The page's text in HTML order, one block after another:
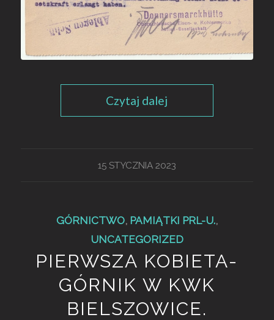
Czytaj dalej
15 STYCZNIA 2023
GÓRNICTWO, PAMIĄTKI PRL-U.,
UNCATEGORIZED
PIERWSZA KOBIETA-
GÓRNIK W KWK
BIELSZOWICE.